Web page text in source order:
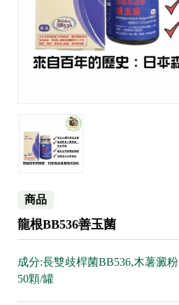
商品
龍根BB536善玉菌
成分:長雙歧桿菌BB536,木薯澱粉
50顆/罐